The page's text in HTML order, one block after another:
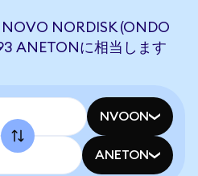
NORDISK (ONDO
ANETONに相当します
NVOON
ANETON